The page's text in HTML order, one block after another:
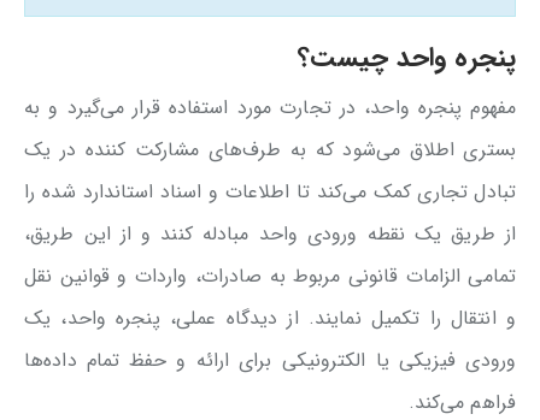
پنجره واحد چیست؟
مفهوم پنجره واحد، در تجارت مورد استفاده قرار می‌گیرد و به
بستری اطلاق می‌شود كه به طرف‌های مشاركت كننده در يک
تبادل تجاری كمک می‌کند تا اطلاعات و اسناد استاندارد شده را
از طريق يک نقطه ورودی واحد مبادله كنند و از اين طريق،
تمامی الزامات قانونی مربوط به صادرات، واردات و قوانين نقل
و انتقال را تكميل نمايند. از ديدگاه عملی، پنجره واحد، يک
ورودی فيزيكی يا الكترونيكی برای ارائه و حفظ تمام داده‌ها
فراهم می‌كند.